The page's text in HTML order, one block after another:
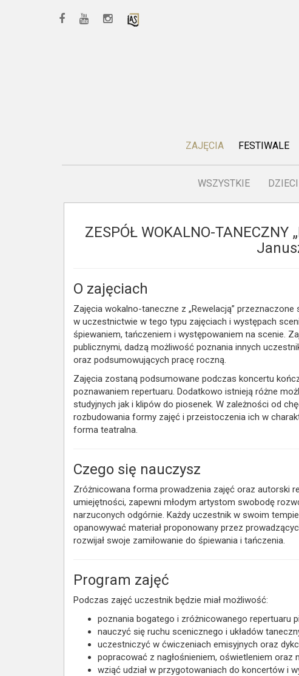
ZAJĘCIA FESTIWALE
WSZYSTKIE DZIECI
ZESPÓŁ WOKALNO-
O zajęciach
Zajęcia wokalno-taneczne z „Rewelacją”
w uczestnictwie w tego typu zajęciach i występach
śpiewaniem, tańczeniem i występowaniem na scenie.
publicznymi, dadzą możliwość poznania innych
oraz podsumowujących pracę roczną.
Zajęcia zostaną podsumowane podczas koncertu
poznawaniem repertuaru. Dodatkowo istnieją różne
studyjnych jak i klipów do piosenek. W zależności od
rozbudowania formy zajęć i przeistoczenia ich w
forma teatralna.
Czego się nauczysz
Zróżnicowana forma prowadzenia zajęć oraz autorski
umiejętności, zapewni młodym artystom swobodę
narzuconych odgórnie. Każdy uczestnik w swoim
opanowywać materiał proponowany przez
rozwijał swoje zamiłowanie do śpiewania i tańczenia.
Program zajęć
Podczas zajęć uczestnik będzie miał możliwość:
poznania bogatego i zróżnicowanego repertuaru
nauczyć się ruchu scenicznego i układów
uczestniczyć w ćwiczeniach emisyjnych oraz
popracować z nagłośnieniem, oświetleniem oraz
wziąć udział w przygotowaniach do koncertów i